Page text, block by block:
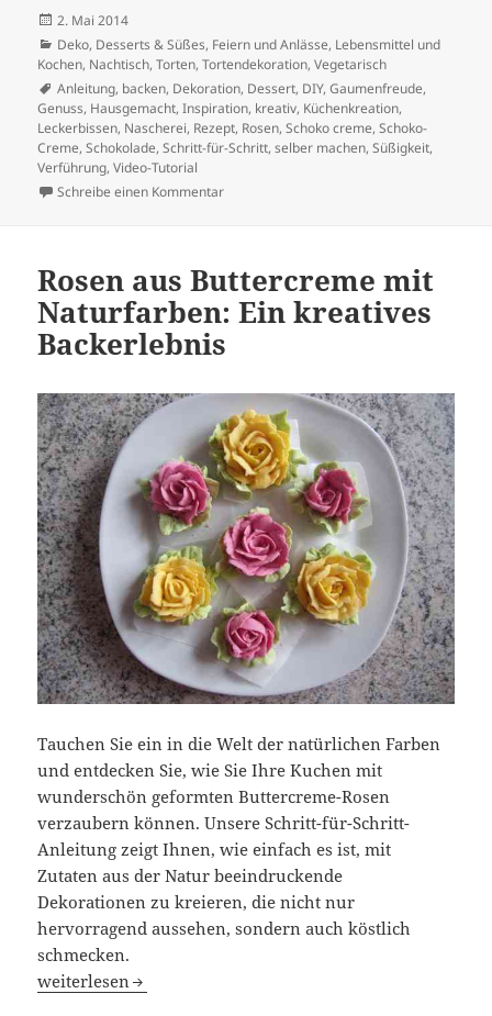
Veröffentlicht
am
2. Mai 2014
Kategorien
Deko, Desserts & Süßes, Feiern und Anlässe, Lebensmittel und
Kochen, Nachtisch,Torten,Tortendekoration,Vegetarisch
Schlagwörter
Anleitung, backen, Dekoration, Dessert, DIY,Gaumenfreude,
Genuss, Hausgemacht,Inspiration, kreativ, Küchenkreation,
Leckerbissen, Nascherei, Rezept, Rosen,Schoko creme,Schoko-
Creme,Schokolade,Schritt-für-Schritt,selber machen,Süßigkeit,
Verführung,Video-Tutorial
Schreibe einen Kommentarzu Schoko Creme -Rosen selber machen
Rosen aus Buttercreme mit
Naturfarben: Ein kreatives
Backerlebnis
Tauchen Sie ein in die Welt der natürlichen Farben
und entdecken Sie, wie Sie Ihre Kuchen mit
wunderschön geformten Buttercreme-Rosen
verzaubern können. Unsere Schritt-für-Schritt-
Anleitung zeigt Ihnen, wie einfach es ist, mit
Zutaten aus der Natur beeindruckende
Dekorationen zu kreieren, die nicht nur
hervorragend aussehen, sondern auch köstlich
schmecken.
Rosen aus Buttercreme mit Naturfarben: Ein kreatives
weiterlesen